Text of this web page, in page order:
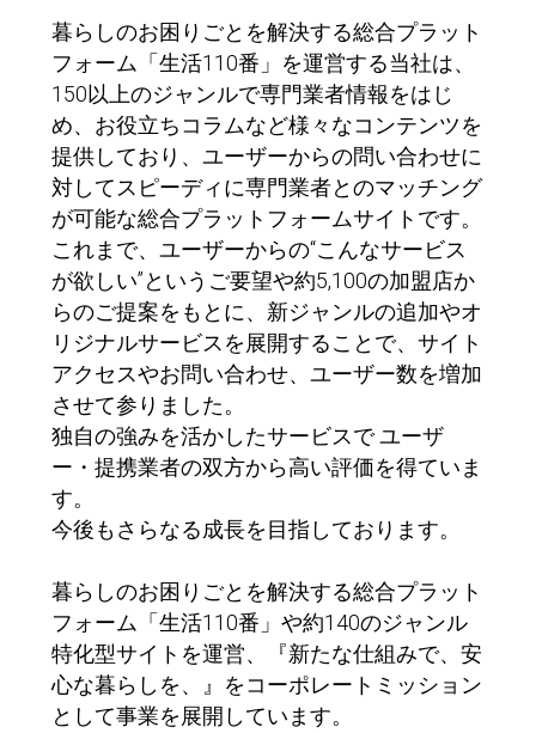
暮らしのお困りごとを解決する総合プラット
フォーム「生活110番」を運営する当社は、
150以上のジャンルで専門業者情報をはじ
め、お役立ちコラムなど様々なコンテンツを
提供しており、ユーザーからの問い合わせに
対してスピーディに専門業者とのマッチング
が可能な総合プラットフォームサイトです。
これまで、ユーザーからの“こんなサービス
が欲しい”というご要望や約5,100の加盟店か
らのご提案をもとに、新ジャンルの追加やオ
リジナルサービスを展開することで、サイト
アクセスやお問い合わせ、ユーザー数を増加
させて参りました。
独自の強みを活かしたサービスで ユーザ
ー・提携業者の双方から高い評価を得ていま
す。
今後もさらなる成長を目指しております。
暮らしのお困りごとを解決する総合プラット
フォーム「生活110番」や約140のジャンル
特化型サイトを運営、『新たな仕組みで、安
心な暮らしを、』をコーポレートミッション
として事業を展開しています。